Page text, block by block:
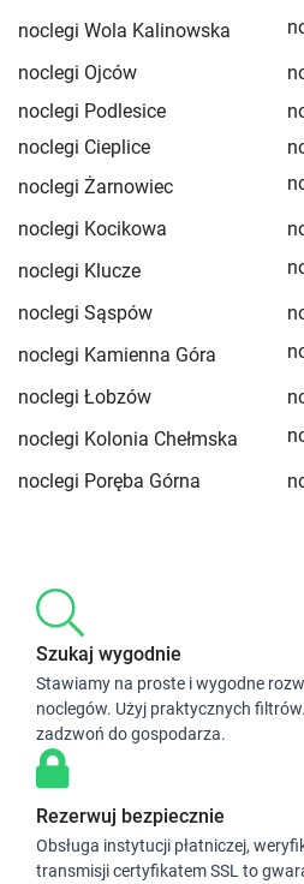
noclegi Wola Kalinowska
noclegi Ojców
noclegi Podlesice
noclegi Cieplice
noclegi Żarnowiec
noclegi Kocikowa
noclegi Klucze
noclegi Sąspów
noclegi Kamienna Góra
noclegi Łobzów
noclegi Kolonia Chełmska
noclegi Poręba Górna
Szukaj wygodnie
Stawiamy na proste i wygodne
noclegów. Użyj praktycznych
zadzwoń do gospodarza.
Rezerwuj bezpiecznie
Obsługa instytucji płatniczej,
transmisji certyfikatem SSL to